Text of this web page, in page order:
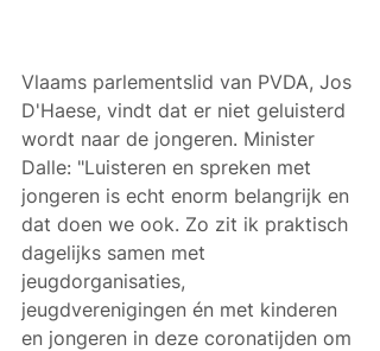
Vlaams parlementslid van PVDA, Jos
D'Haese, vindt dat er niet geluisterd
wordt naar de jongeren. Minister
Dalle: "Luisteren en spreken met
jongeren is echt enorm belangrijk en
dat doen we ook. Zo zit ik praktisch
dagelijks samen met
jeugdorganisaties,
jeugdverenigingen én met kinderen
en jongeren in deze coronatijden om